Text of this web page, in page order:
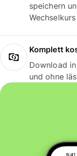
speichern
Komplett
Download
und ohne